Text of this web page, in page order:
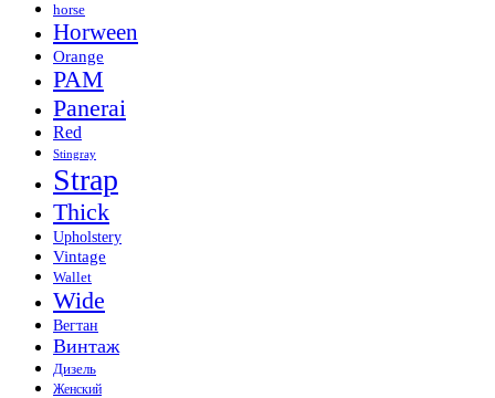
horse
Horween
Orange
PAM
Panerai
Red
Stingray
Strap
Thick
Upholstery
Vintage
Wallet
Wide
Вегтан
Винтаж
Дизель
Женский